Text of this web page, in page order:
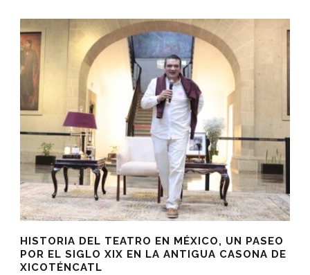
HISTORIA DEL TEATRO EN MÉXICO, UN PASEO
POR EL SIGLO XIX EN LA ANTIGUA CASONA DE
XICOTÉNCATL